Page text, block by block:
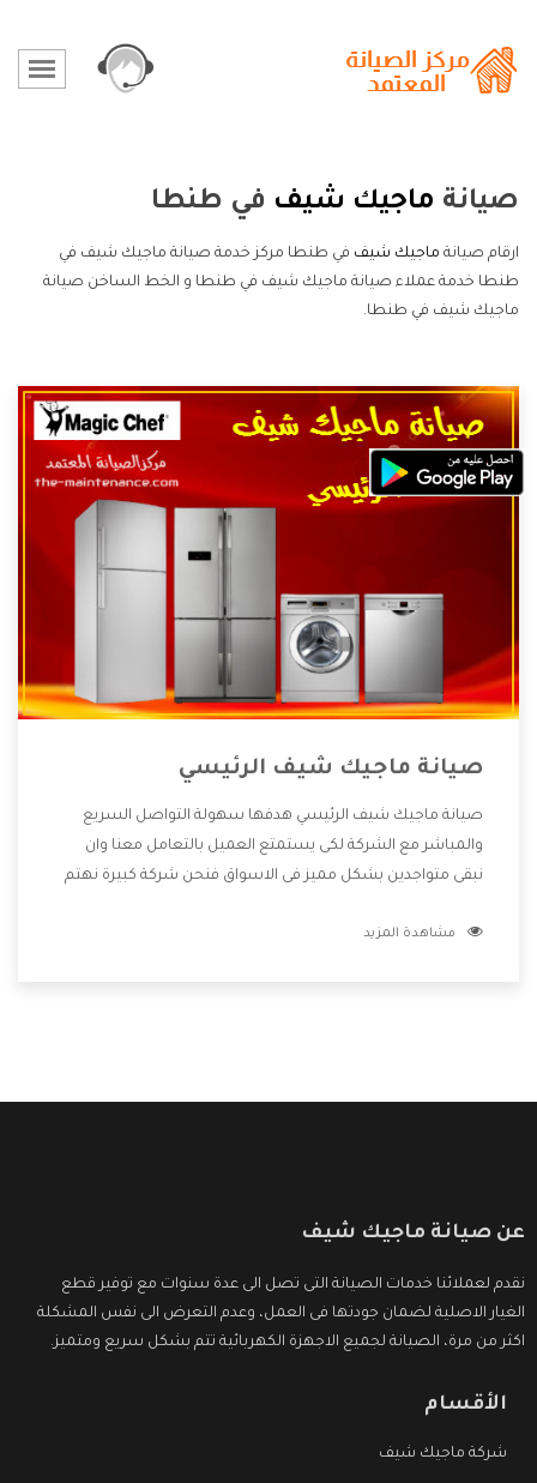
صيانة ماجيك شيف في طنطا
ارقام صيانة ماجيك شيف في طنطا مركز خدمة صيانة ماجيك شيف في
طنطا خدمة عملاء صيانة ماجيك شيف في طنطا و الخط الساخن صيانة
ماجيك شيف في طنطا.
صيانة ماجيك شيف الرئيسي
صيانة ماجيك شيف الرئيسي هدفها سهولة التواصل السريع
والمباشر مع الشركة لكى يستمتع العميل بالتعامل معنا وان
نبقى متواجدين بشكل مميز فى الاسواق فنحن شركة كبيرة نهتم
الشركة بها والتى تكون منها خدمة الصيانة التى تكون من أهم
مشاهدة المزيد
عن صيانة ماجيك شيف
نقدم لعملائنا خدمات الصيانة التى تصل الى عدة سنوات مع توفير قطع
الغيار الاصلية لضمان جودتها فى العمل، وعدم التعرض الى نفس المشكلة
اكثر من مرة، الصيانة لجميع الاجهزة الكهربائية تتم بشكل سريع ومتميز.
الأقسام
شركة ماجيك شيف